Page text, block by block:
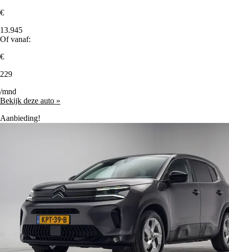
€
13.945
Of vanaf:
€
229
/mnd
Bekijk deze auto »
Aanbieding!